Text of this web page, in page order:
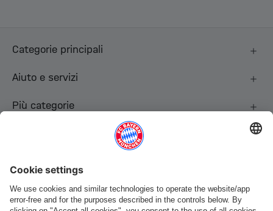
Categorie principali
Aiuto e servizi
Più categorie